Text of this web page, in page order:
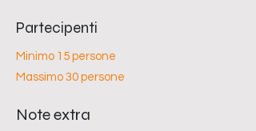
Partecipenti
Minimo 15 persone
Massimo 30 persone
Note extra